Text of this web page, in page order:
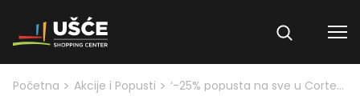
Skip to content
Početna > Akcije i Popusti > ‘-25% popusta na sve u Cortefiel radnji